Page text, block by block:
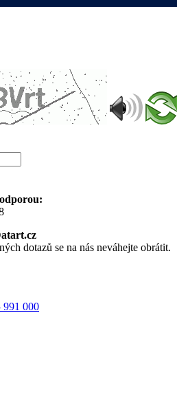
dotazů se na nás neváhejte obrátit.
991 000